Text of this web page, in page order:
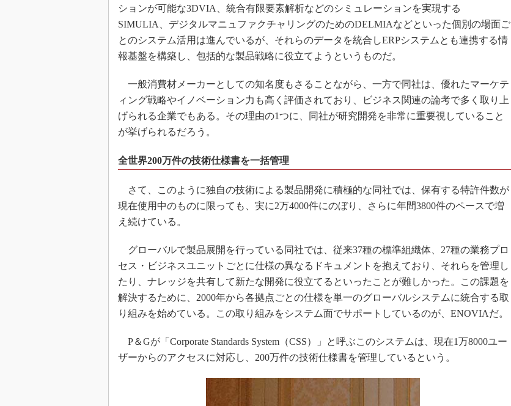
メイドインジャパン
植物工場
知財マネジメント
グローバル設計・開発
制御セキュリティ
新型コロナへの対応
ションが可能な3DVIA、統合有限要素解析などのシミュレーションを実現する
SIMULIA、デジタルマニュファクチャリングのためのDELMIAなどといった個別の場面ご
とのシステム活用は進んでいるが、それらのデータを統合しERPシステムとも連携する情
報基盤を構築し、包括的な製品戦略に役立てようというものだ。
一般消費材メーカーとしての知名度もさることながら、一方で同社は、優れたマーケテ
ィング戦略やイノベーション力も高く評価されており、ビジネス関連の論考で多く取り上
げられる企業でもある。その理由の1つに、同社が研究開発を非常に重要視していること
が挙げられるだろう。
全世界200万件の技術仕様書を一括管理
さて、このように独自の技術による製品開発に積極的な同社では、保有する特許件数が
現在使用中のものに限っても、実に2万4000件にのぼり、さらに年間3800件のペースで増
え続けている。
グローバルで製品展開を行っている同社では、従来37種の標準組織体、27種の業務プロ
セス・ビジネスユニットごとに仕様の異なるドキュメントを抱えており、それらを管理し
たり、ナレッジを共有して新たな開発に役立てるといったことが難しかった。この課題を
解決するために、2000年から各拠点ごとの仕様を単一のグローバルシステムに統合する取
り組みを始めている。この取り組みをシステム面でサポートしているのが、ENOVIAだ。
P＆Gが「Corporate Standards System（CSS）」と呼ぶこのシステムは、現在1万8000ユー
ザーからのアクセスに対応し、200万件の技術仕様書を管理しているという。